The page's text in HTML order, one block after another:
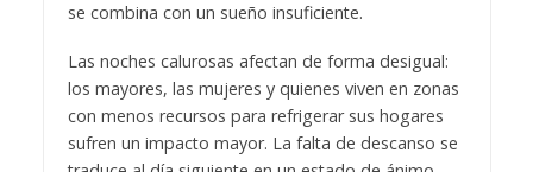
se combina con un sueño insuficiente.
Las noches calurosas afectan de forma desigual:
los mayores, las mujeres y quienes viven en zonas
con menos recursos para refrigerar sus hogares
sufren un impacto mayor. La falta de descanso se